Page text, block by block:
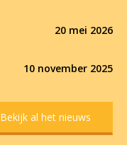
20 mei 2026
10 november 2025
Bekijk al het nieuws